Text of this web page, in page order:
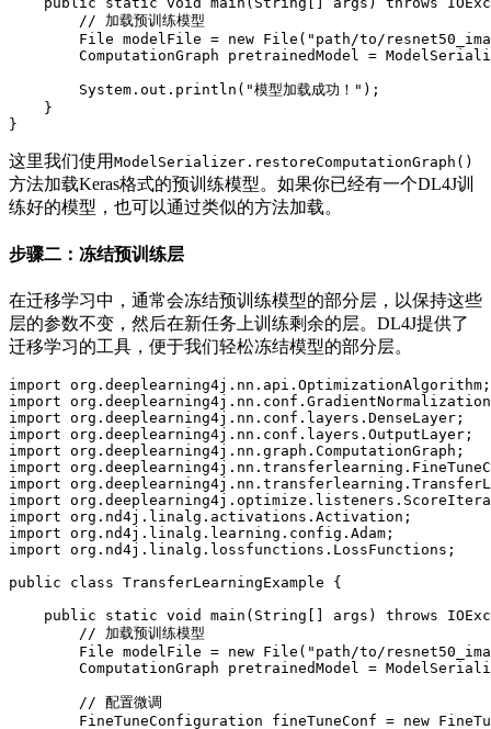
// 加载预训练模型
File modelFile = new File ( "path/to/
ComputationGraph pretrainedModel =
System . out . println ( "模型加载成功！" ) ;
}
}
这里我们使用 ModelSerializer.restoreComputationGraph()
方法加载Keras格式的预训练模型。如果你已经有一个DL4J训
练好的模型，也可以通过类似的方法加载。
步骤二：冻结预训练层
在迁移学习中，通常会冻结预训练模型的部分层，以保持这些
层的参数不变，然后在新任务上训练剩余的层。DL4J提供了
迁移学习的工具，便于我们轻松冻结模型的部分层。
import org . deeplearning4j . nn . api . OptimizationAlgorithm ;
import org . deeplearning4j . nn . conf . GradientNormalization
import org . deeplearning4j . nn . conf . layers . DenseLayer ;
import org . deeplearning4j . nn . conf . layers . OutputLayer ;
import org . deeplearning4j . nn . graph . ComputationGraph ;
import org . deeplearning4j . nn . transferlearning .
import org . deeplearning4j . nn . transferlearning .
import org . deeplearning4j . optimize . listeners .
import org . nd4j . linalg . activations . Activation ;
import org . nd4j . linalg . learning . config . Adam ;
import org . nd4j . linalg . lossfunctions . LossFunctions ;
public
class TransferLearningExample
{
public
static void main ( String args ) throws
// 加载预训练模型
File modelFile = new File ( "path/to/
ComputationGraph pretrainedModel =
// 配置微调
FineTuneConfiguration fineTuneConf = new